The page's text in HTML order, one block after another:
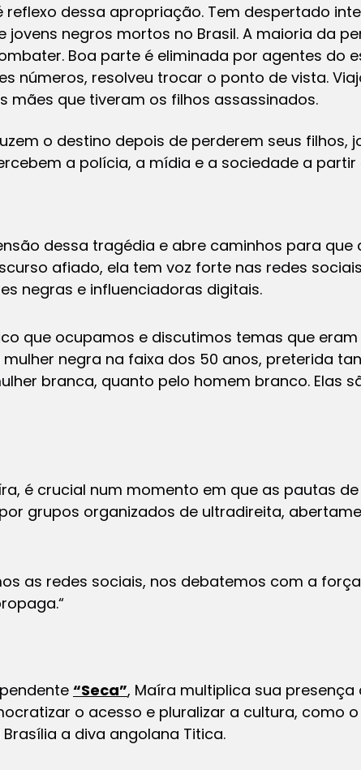
dessa apropriação. Tem despertado
negros mortos no Brasil. A maioria da
Boa parte é eliminada por agentes do
números, resolveu trocar o ponto de vista.
mães que tiveram os filhos assassinados.
o destino depois de perderem seus filhos,
a polícia, a mídia e a sociedade a partir
dessa tragédia e abre caminhos para que
afiado, ela tem voz forte nas redes sociais
negras e influenciadoras digitais.
que ocupamos e discutimos temas que eram
negra na faixa dos 50 anos, preterida
branca, quanto pelo homem branco. Elas
é crucial num momento em que as pautas de
grupos organizados de ultradireita,
as redes sociais, nos debatemos com a
“
“Seca”, Maíra multiplica sua presença
o acesso e pluralizar a cultura, como o
a diva angolana Titica.